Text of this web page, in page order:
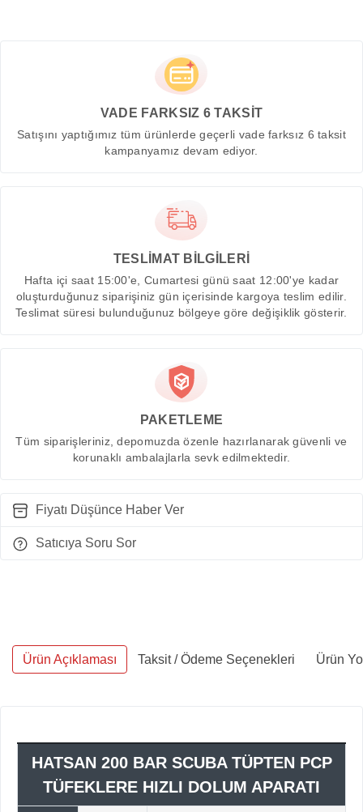
VADE FARKSIZ 6 TAKSİT
Satışını yaptığımız tüm ürünlerde geçerli vade farksız 6 taksit
kampanyamız devam ediyor.
TESLİMAT BİLGİLERİ
Hafta içi saat 15:00'e, Cumartesi günü saat 12:00'ye kadar
oluşturduğunuz siparişiniz gün içerisinde kargoya teslim edilir.
Teslimat süresi bulunduğunuz bölgeye göre değişiklik gösterir.
PAKETLEME
Tüm siparişleriniz, depomuzda özenle hazırlanarak güvenli ve
korunaklı ambalajlarla sevk edilmektedir.
Fiyatı Düşünce Haber Ver
Satıcıya Soru Sor
Ürün Açıklaması Taksit / Ödeme Seçenekleri Ürün
HATSAN 200 BAR SCUBA TÜPTEN PCP
TÜFEKLERE HIZLI DOLUM APARATI